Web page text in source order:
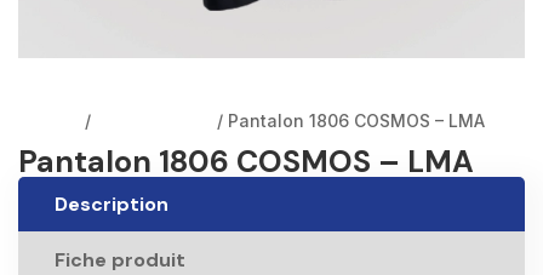
/ / Pantalon 1806 COSMOS – LMA
Pantalon 1806 COSMOS – LMA
Description
Fiche produit